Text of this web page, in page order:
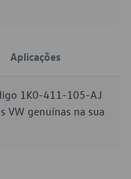
Aplicações
1K0-411-105-AJ
VW genuínas na sua